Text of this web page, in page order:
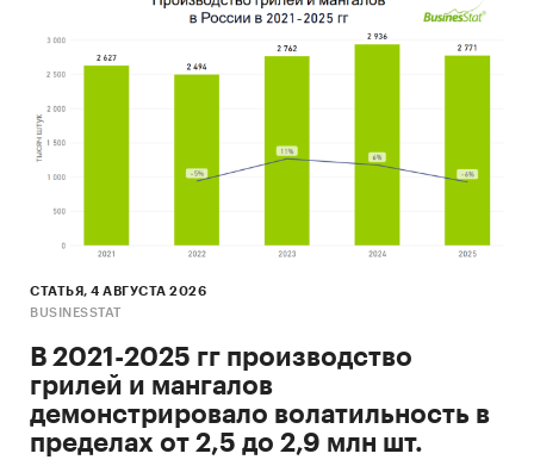
СТАТЬЯ, 4 АВГУСТА 2026
BUSINESSTAT
В 2021-2025 гг производство
грилей и мангалов
демонстрировало волатильность в
пределах от 2,5 до 2,9 млн шт.